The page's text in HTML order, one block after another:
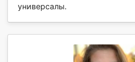
универсалы.